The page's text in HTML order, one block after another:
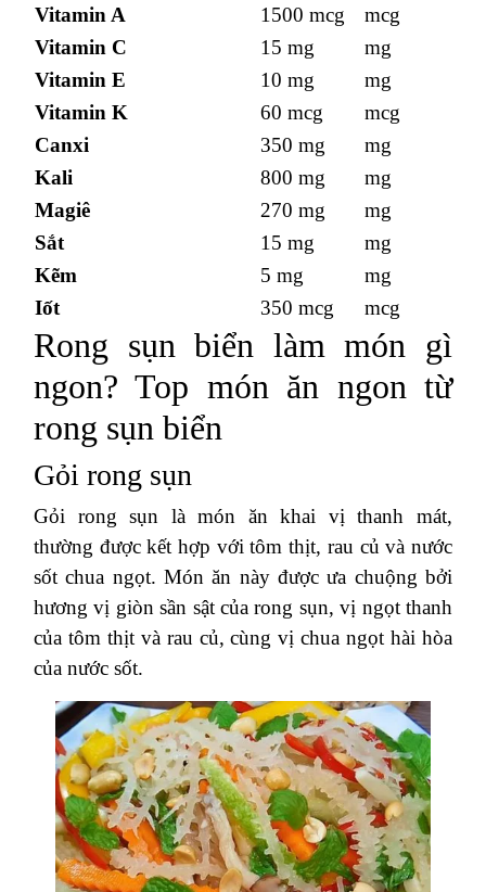
Vitamin A 1500 mcg
mcg
Vitamin C
15 mg
mg
Vitamin E
10 mg
mg
Vitamin K
60 mcg
mcg
Canxi
350 mg
mg
Kali
800 mg
mg
Magiê
270 mg
mg
Sắt
15 mg
mg
Kẽm
5 mg
mg
Iốt
350 mcg mcg
Rong sụn biển làm món gì
ngon? Top món ăn ngon từ
rong sụn biển
Gỏi rong sụn
Gỏi rong sụn là món ăn khai vị thanh mát,
thường được kết hợp với tôm thịt, rau củ và nước
sốt chua ngọt. Món ăn này được ưa chuộng bởi
hương vị giòn sần sật của rong sụn, vị ngọt thanh
của tôm thịt và rau củ, cùng vị chua ngọt hài hòa
của nước sốt.